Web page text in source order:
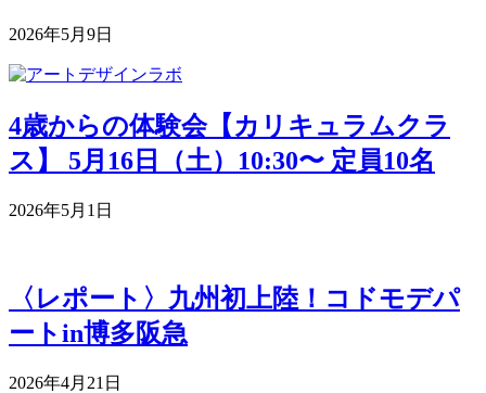
2026年5月9日
4歳からの体験会【カリキュラムクラ
ス】 5月16日（土）10:30〜 定員10名
2026年5月1日
〈レポート〉九州初上陸！コドモデパ
ートin博多阪急
2026年4月21日